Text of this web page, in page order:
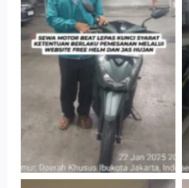
Cityplaza
Jatinegara Gedung
Parkir P6A